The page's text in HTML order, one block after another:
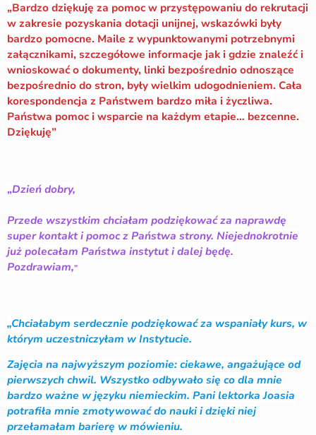
„Bardzo dziękuję za pomoc w przystępowaniu do rekrutacji
w zakresie pozyskania dotacji unijnej, wskazówki były
bardzo pomocne. Maile z wypunktowanymi potrzebnymi
załącznikami, szczegółowe informacje jak i gdzie znaleźć i
wnioskować o dokumenty, linki bezpośrednio odnoszące
bezpośrednio do stron, były wielkim udogodnieniem. Cała
korespondencja z Państwem bardzo miła i życzliwa.
Państwa pomoc i wsparcie na każdym etapie… bezcenne.
Dziękuję”
„Dzień dobry,
Przede wszystkim chciałam podziękować za naprawdę
super kontakt i pomoc z Państwa strony. Niejednokrotnie
już polecałam Państwa instytut i dalej będę.
Pozdrawiam,„
„Chciałabym serdecznie podziękować za wspaniały kurs, w
którym uczestniczyłam w Instytucie.
Zajęcia na najwyższym poziomie: ciekawe, angażujące od
pierwszych chwil. Wszystko odbywało się co dla mnie
bardzo ważne w języku niemieckim. Pani lektorka Joasia
potrafiła mnie zmotywować do nauki i dzięki niej
przełamałam barierę w mówieniu.